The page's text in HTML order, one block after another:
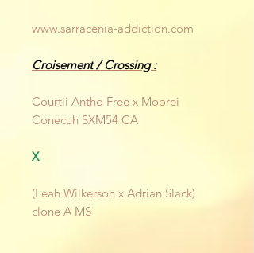
www.sarracenia-addiction.com
Croisement / Crossing :
Courtii Antho Free x Moorei
Conecuh SXM54 CA
X
(Leah Wilkerson x Adrian Slack)
clone A MS